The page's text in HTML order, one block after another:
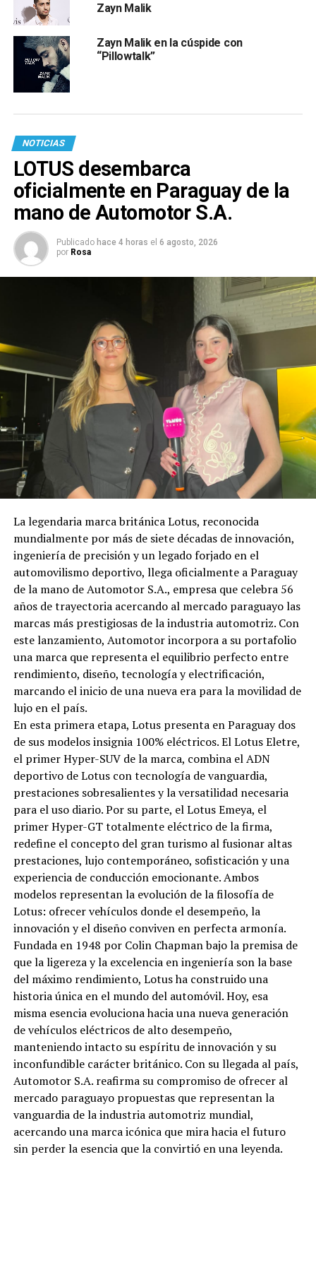
Zayn Malik
Zayn Malik en la cúspide con
“Pillowtalk”
NOTICIAS
LOTUS desembarca
oficialmente en Paraguay de la
mano de Automotor S.A.
Publicado hace 4 horas el 6 agosto, 2026
por Rosa
La legendaria marca británica Lotus, reconocida
mundialmente por más de siete décadas de innovación,
ingeniería de precisión y un legado forjado en el
automovilismo deportivo, llega oficialmente a Paraguay
de la mano de Automotor S.A., empresa que celebra 56
años de trayectoria acercando al mercado paraguayo las
marcas más prestigiosas de la industria automotriz. Con
este lanzamiento, Automotor incorpora a su portafolio
una marca que representa el equilibrio perfecto entre
rendimiento, diseño, tecnología y electrificación,
marcando el inicio de una nueva era para la movilidad de
lujo en el país.
En esta primera etapa, Lotus presenta en Paraguay dos
de sus modelos insignia 100% eléctricos. El Lotus Eletre,
el primer Hyper-SUV de la marca, combina el ADN
deportivo de Lotus con tecnología de vanguardia,
prestaciones sobresalientes y la versatilidad necesaria
para el uso diario. Por su parte, el Lotus Emeya, el
primer Hyper-GT totalmente eléctrico de la firma,
redefine el concepto del gran turismo al fusionar altas
prestaciones, lujo contemporáneo, sofisticación y una
experiencia de conducción emocionante. Ambos
modelos representan la evolución de la filosofía de
Lotus: ofrecer vehículos donde el desempeño, la
innovación y el diseño conviven en perfecta armonía.
Fundada en 1948 por Colin Chapman bajo la premisa de
que la ligereza y la excelencia en ingeniería son la base
del máximo rendimiento, Lotus ha construido una
historia única en el mundo del automóvil. Hoy, esa
misma esencia evoluciona hacia una nueva generación
de vehículos eléctricos de alto desempeño,
manteniendo intacto su espíritu de innovación y su
inconfundible carácter británico. Con su llegada al país,
Automotor S.A. reafirma su compromiso de ofrecer al
mercado paraguayo propuestas que representan la
vanguardia de la industria automotriz mundial,
acercando una marca icónica que mira hacia el futuro
sin perder la esencia que la convirtió en una leyenda.